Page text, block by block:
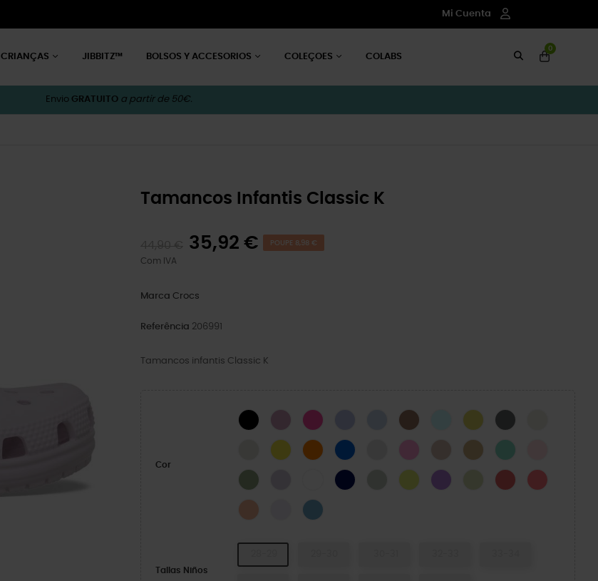
Mi Cuenta
CRIANÇAS JIBBITZ™ BOLSOS Y ACCESORIOS COLEÇOES COLABS
0
Envio GRATUITO a partir de 50€.
Tamancos Infantis Classic K
35,92 € POUPE 8,98 €
Com IVA
Marca Crocs
Referência 206991
Tamancos infantis Classic K
Cor
BLACK HydrangeaPink CrushMystic PurpleBlue CalciteMilk Chocolate
AquamarineCYBER YELLOWCinza Ardósia
LINEN Limão Zing LaranjaParafuso AzulAtmosphereTaffy RosaQuartzTrigo Lagoon
Moss WHITE NAVY SHITAKEAcidityGalaxy Aipo Melancia Neon
Electric Sunstone
Grape IceElite Blue
Tallas Niños